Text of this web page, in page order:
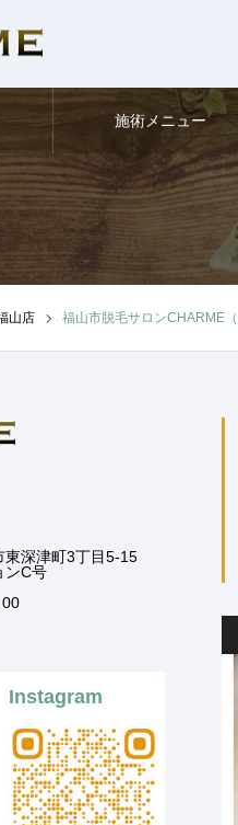
施術メニュー
山店 福山市脱毛サロンCHARME
東深津町3丁目5-15
C号
00
Instagram